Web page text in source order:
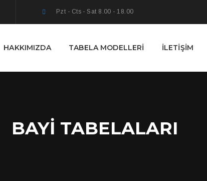
Pzt - Cts - Sat 8.00 - 18.00
HAKKIMIZDA TABELA MODELLERI İLETIŞIM
BAYI TABELALARI